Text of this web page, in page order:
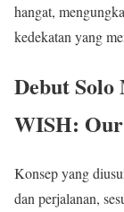
hangat,
kedekatan yang
Debut
WISH:
Konsep yang
dan perjalanan,